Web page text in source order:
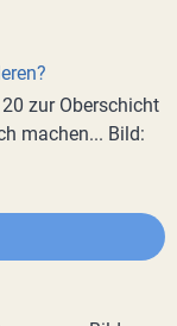
zur Oberschicht
machen... Bild: